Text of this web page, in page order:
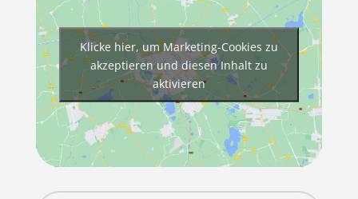
Klicke hier, um Marketing-Cookies zu
akzeptieren und diesen Inhalt zu
aktivieren